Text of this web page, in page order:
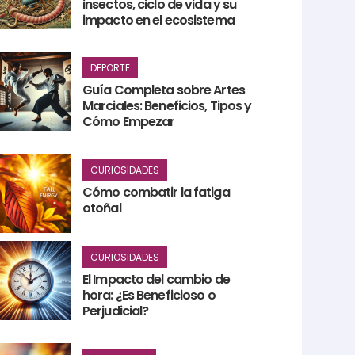
insectos, ciclo de vida y su
impacto en el ecosistema
DEPORTE
Guía Completa sobre Artes
Marciales: Beneficios, Tipos y
Cómo Empezar
CURIOSIDADES
Cómo combatir la fatiga
otoñal
CURIOSIDADES
El Impacto del cambio de
hora: ¿Es Beneficioso o
Perjudicial?